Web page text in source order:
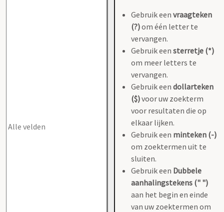
Gebruik een vraagteken
(?)om één letter te
vervangen.
Gebruik een sterretje (*)
om meer letters te
vervangen.
Gebruik een dollarteken
($)voor uw zoekterm
voor resultaten die op
elkaar lijken.
Gebruik een minteken (-)
om zoektermen uit te
sluiten.
Gebruik een Dubbele
aanhalingstekens (" ")
aan het begin en einde
van uw zoektermen om